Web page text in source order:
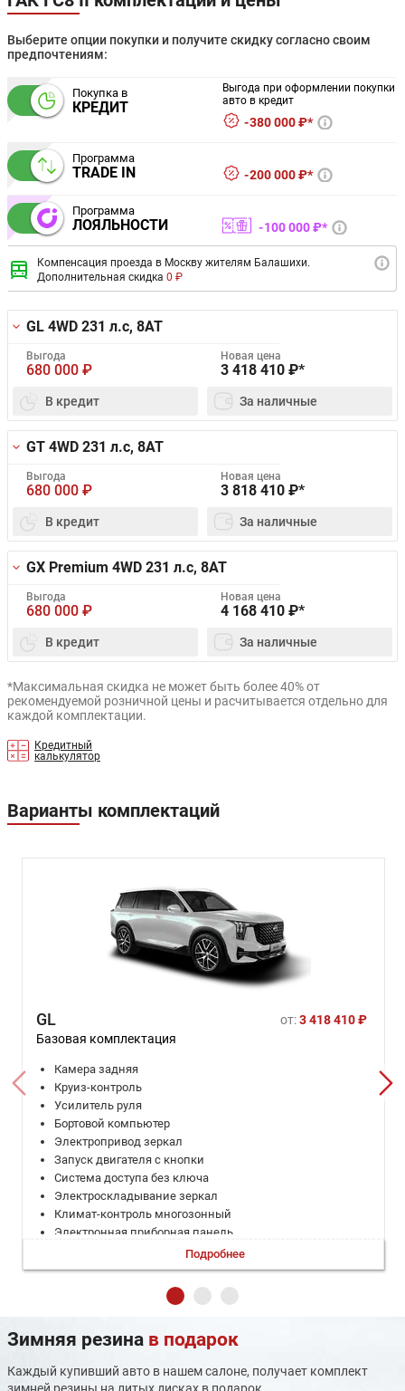
Выберите опции покупки и получите скидку согласно своим
предпочтениям:
Покупка в
КРЕДИТ
Выгода при оформлении покупки
авто в кредит
380 000 ₽*
Программа
TRADE IN 200 000 ₽*
Программа
ЛОЯЛЬНОСТИ 100 000 ₽*
Компенсация проезда в Москву жителям Балашихи.
Дополнительная скидка 0 ₽
GL 4WD 231 л.с, 8AT
Выгода
680 000 ₽
Новая цена
3 418 410 ₽*
В кредит За наличные
GT 4WD 231 л.с, 8AT
Выгода
680 000 ₽
Новая цена
3 818 410 ₽*
В кредит За наличные
GX Premium 4WD 231 л.с, 8AT
Выгода
680 000 ₽
Новая цена
4 168 410 ₽*
В кредит За наличные
*Максимальная скидка не может быть более 40% от
рекомендуемой розничной цены и расчитывается отдельно для
каждой комплектации.
Кредитный
калькулятор
Варианты комплектаций
GL от:3 418 410 ₽
Базовая комплектация
Камера задняя
Круиз-контроль
Усилитель руля
Бортовой компьютер
Электропривод зеркал
Запуск двигателя с кнопки
Система доступа без ключа
Электроскладывание зеркал
Климат-контроль многозонный
Электронная приборная панель
Электропривод крышки багажника
Электростеклоподъемники задние
Электростеклоподъемники передние
Мультифункциональное рулевое колесо
Дневные ходовые огни
Электрообогрев лобового стекла
Подробнее
Зимняя резина в подарок
Каждый купивший авто в нашем салоне, получает комплект